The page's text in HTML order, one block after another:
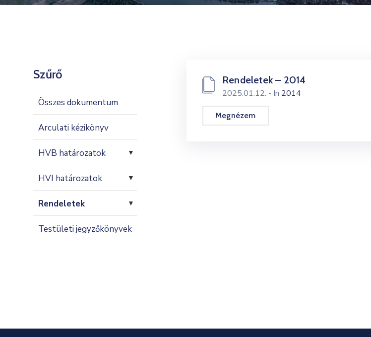
Szűrő
Összes dokumentum
Arculati kézikönyv
HVB határozatok ▼
HVI határozatok ▼
Rendeletek ▼
Testületi jegyzőkönyvek
Rendeletek – 2014
2025.01.12. - In 2014
Megnézem